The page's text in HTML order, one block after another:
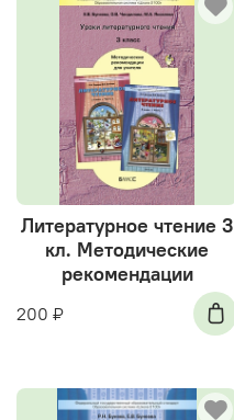
Литературное чтение 3
кл. Методические
рекомендации
200 ₽